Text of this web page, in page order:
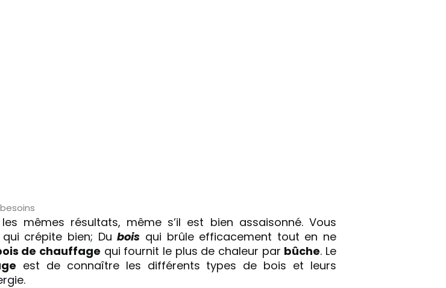
mêmes résultats, même s’il est bien assaisonné. Vous
qui crépite bien; Dubois qui brûle efficacement tout en ne
de chauffage qui fournit le plus de chaleur par bûche. Le
est de connaître les différents types de bois et leurs